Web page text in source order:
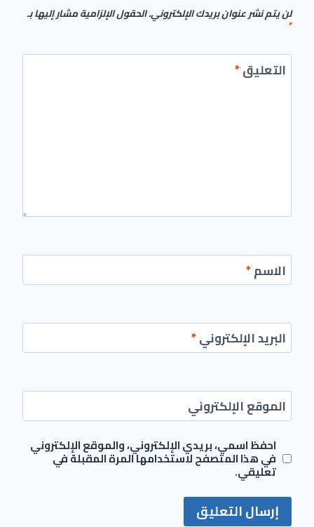
لن يتم نشر عنوان بريدك الإلكتروني.الحقول الإلزامية مشار إليها بـ
*
التعليق*
الاسم*
البريد الإلكتروني*
الموقع الإلكتروني
احفظ اسمي، بريدي الإلكتروني، والموقع الإلكتروني
في هذا المتصفح لاستخدامها المرة المقبلة في
تعليقي.